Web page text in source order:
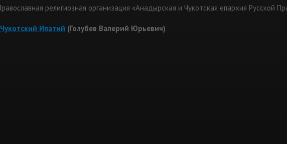
религиозная организация «Анадырская и Чукотская епархия Русской
Ипатий (Голубев Валерий Юрьевич)